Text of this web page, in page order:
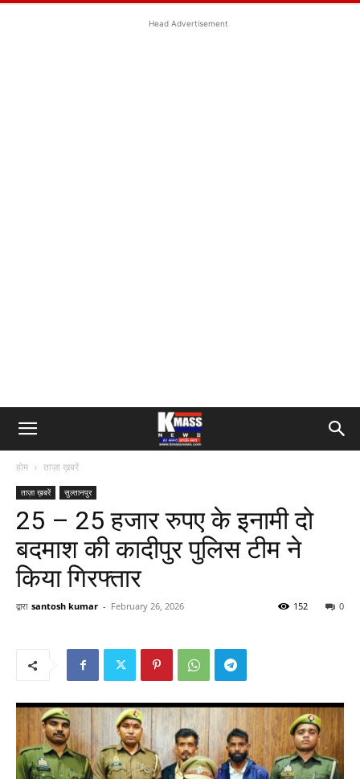
Head Advertisement
होम ताज़ा ख़बरें
ताज़ा ख़बरें सुल्तानपुर
25 – 25 हजार रुपए के इनामी दो
बदमाश की कादीपुर पुलिस टीम ने
किया गिरफ्तार
द्वारा santosh kumar - February 26, 2026 0
152